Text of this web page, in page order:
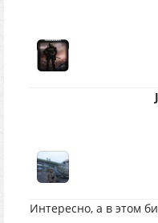
Интересно, а в этом